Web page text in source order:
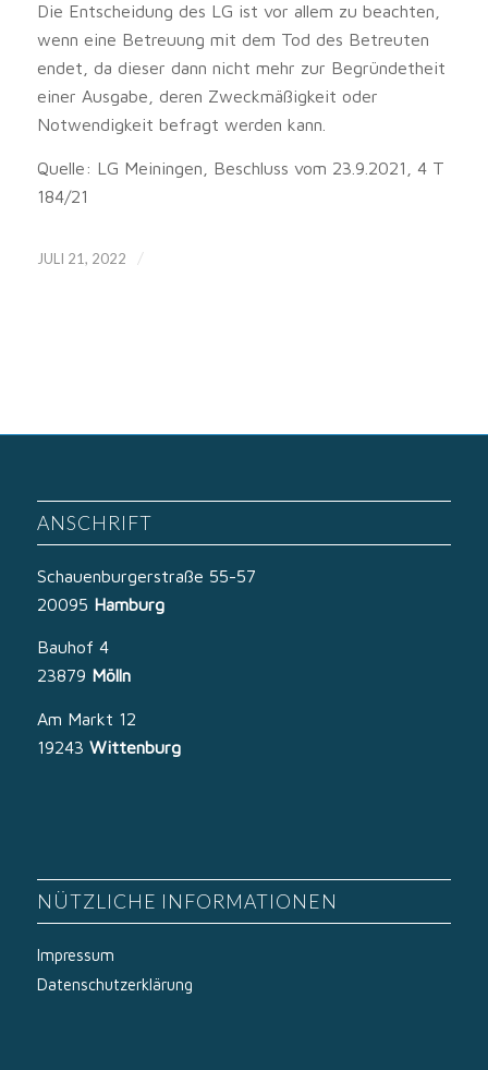
Die Entscheidung des LG ist vor allem zu beachten,
wenn eine Betreuung mit dem Tod des Betreuten
endet, da dieser dann nicht mehr zur Begründetheit
einer Ausgabe, deren Zweckmäßigkeit oder
Notwendigkeit befragt werden kann.
Quelle: LG Meiningen, Beschluss vom 23.9.2021, 4 T
184/21
JULI 21, 2022 /
ANSCHRIFT
Schauenburgerstraße 55-57
20095 Hamburg
Bauhof 4
23879 Mölln
Am Markt 12
19243 Wittenburg
NÜTZLICHE INFORMATIONEN
Impressum
Datenschutzerklärung